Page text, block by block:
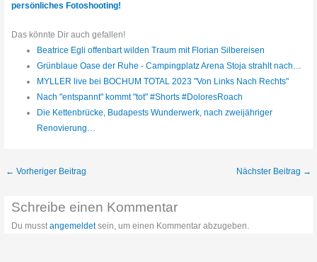
persönliches Fotoshooting!
Das könnte Dir auch gefallen!
Beatrice Egli offenbart wilden Traum mit Florian Silbereisen
Grünblaue Oase der Ruhe - Campingplatz Arena Stoja strahlt nach…
MYLLER live bei BOCHUM TOTAL 2023 "Von Links Nach Rechts"
Nach "entspannt" kommt "tot" #Shorts #DoloresRoach
Die Kettenbrücke, Budapests Wunderwerk, nach zweijähriger
Renovierung…
← Vorheriger Beitrag Nächster Beitrag →
Schreibe einen Kommentar
Du musstangemeldetsein, um einen Kommentar abzugeben.